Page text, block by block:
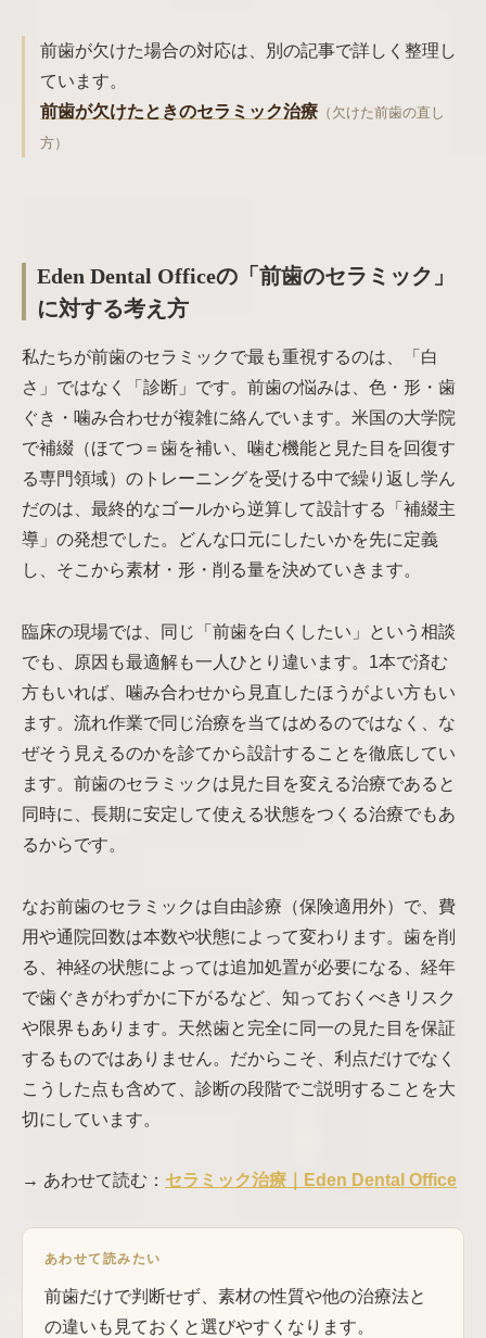
前歯が欠けた場合の対応は、別の記事で詳しく整理し
ています。
前歯が欠けたときのセラミック治療 （欠けた前歯の直し
方）
Eden Dental Officeの「前歯のセラミック」
に対する考え方
私たちが前歯のセラミックで最も重視するのは、「白
さ」ではなく「診断」です。前歯の悩みは、色・形・歯
ぐき・噛み合わせが複雑に絡んでいます。米国の大学院
で補綴（ほてつ＝歯を補い、噛む機能と見た目を回復す
る専門領域）のトレーニングを受ける中で繰り返し学ん
だのは、最終的なゴールから逆算して設計する「補綴主
導」の発想でした。どんな口元にしたいかを先に定義
し、そこから素材・形・削る量を決めていきます。
臨床の現場では、同じ「前歯を白くしたい」という相談
でも、原因も最適解も一人ひとり違います。1本で済む
方もいれば、噛み合わせから見直したほうがよい方もい
ます。流れ作業で同じ治療を当てはめるのではなく、な
ぜそう見えるのかを診てから設計することを徹底してい
ます。前歯のセラミックは見た目を変える治療であると
同時に、長期に安定して使える状態をつくる治療でもあ
るからです。
なお前歯のセラミックは自由診療（保険適用外）で、費
用や通院回数は本数や状態によって変わります。歯を削
る、神経の状態によっては追加処置が必要になる、経年
で歯ぐきがわずかに下がるなど、知っておくべきリスク
や限界もあります。天然歯と完全に同一の見た目を保証
するものではありません。だからこそ、利点だけでなく
こうした点も含めて、診断の段階でご説明することを大
切にしています。
→ あわせて読む： セラミック治療｜Eden Dental Office
あわせて読みたい
前歯だけで判断せず、素材の性質や他の治療法と
の違いも見ておくと選びやすくなります。